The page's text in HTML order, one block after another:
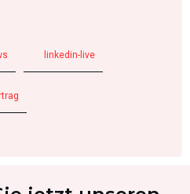
linkedin-live